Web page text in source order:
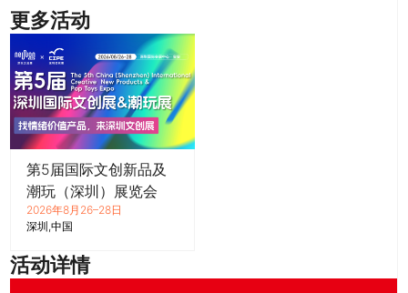
更多活动
第5届国际文创新品及
潮玩（深圳）展览会
2026年8月26–28日
深圳 中国
活动详情